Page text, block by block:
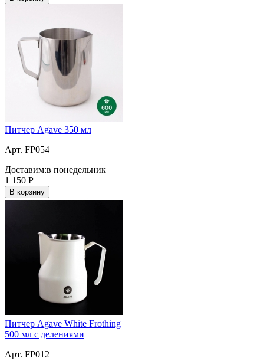
Питчер Agave 350 мл
Арт. FP054
Доставим:в понедельник
1 150 Р
В корзину
Питчер Agave White Frothing
500 мл с делениями
Арт. FP012